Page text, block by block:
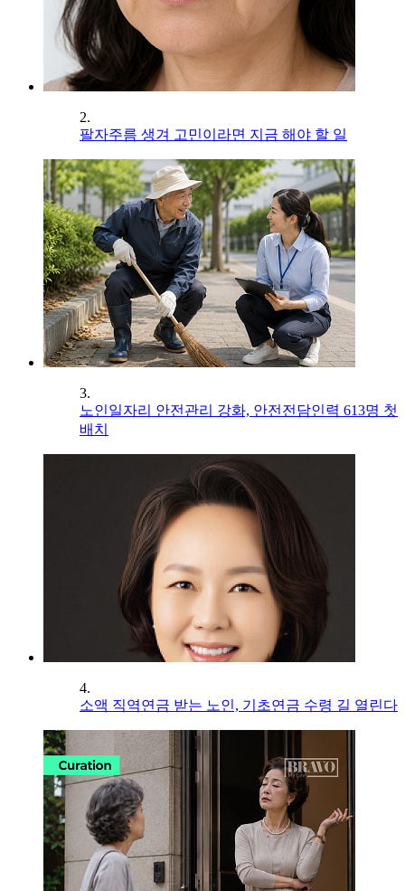
2.
팔자주름 생겨 고민이라면 지금 해야 할 일
3.
노인일자리 안전관리 강화, 안전전담인력 613명 첫
배치
4.
소액 직역연금 받는 노인, 기초연금 수령 길 열린다